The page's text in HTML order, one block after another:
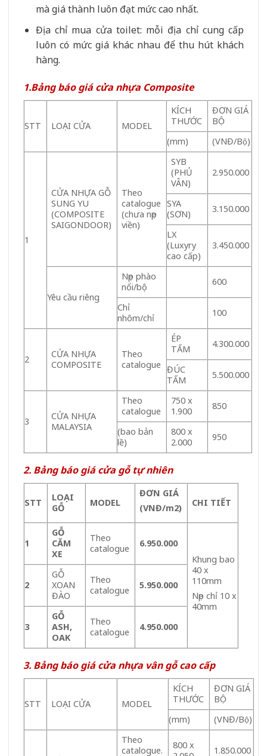
mà giá thành luôn đạt mức cao nhất.
Địa chỉ mua cửa toilet: mỗi địa chỉ cung cấp
luôn có mức giá khác nhau để thu hút khách
hàng.
1.Bảng báo giá cửa nhựa Composite
STT LOẠI CỬA MODEL
KÍCH
THƯỚC
ĐƠN GIÁ
BỘ
(mm)
(VNĐ/Bộ)
1
CỬA NHỰA GỖ
SUNG YU
(COMPOSITE
SAIGONDOOR)
Theo
catalogue
(chưa nẹp
viền)
SYB
(PHỦ
VÂN)
2.950.000
SYA
(SƠN)
3.150.000
LX
(Luxyry
cao cấp)
3.450.000
Yêu cầu riêng
Nẹp phào
nổi/bộ
600
Chỉ
nhôm/chỉ
100
2
CỬA NHỰA
COMPOSITE
Theo
catalogue
ÉP
TẤM
4.300.000
ĐÚC
TẤM
5.500.000
3
CỬA NHỰA
MALAYSIA
Theo
catalogue
750 x
1.900
850
(bao bản
lề)
800 x
2.000
950
2. Bảng báo giá cửa gỗ tự nhiên
STT
LOẠI
GỖ
MODEL
ĐƠN GIÁ
(VNĐ/m2) CHI TIẾT
1
GỖ
CĂM
XE
Theo
catalogue
6.950.000
Khung bao
40 x
110mm
Nẹp chỉ 10 x
40mm
2
GỖ
XOAN
ĐÀO
Theo
catalogue
5.950.000
3
GỖ
ASH,
OAK
Theo
catalogue
4.950.000
3. Bảng báo giá cửa nhựa vân gỗ cao cấp
STT LOẠI CỬA MODEL
KÍCH
THƯỚC
ĐƠN GIÁ
BỘ
(mm)
(VNĐ/Bộ)
Theo
catalogue.
800 x
1.850.000